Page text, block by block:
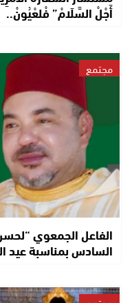
أَجْلْ السَّلَامْ” فْلعْيُونْ..
مجتمع
الفاعل الجمعوي
السادس بمناسبة عيد